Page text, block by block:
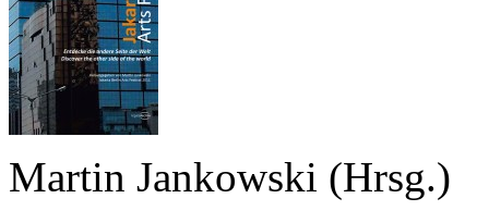
Martin Jankowski (Hrsg.)